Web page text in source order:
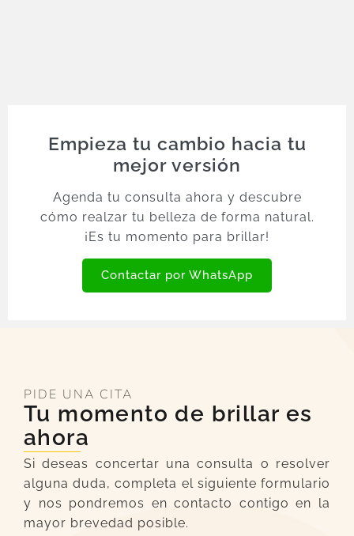
Empieza tu cambio hacia tu
mejor versión
Agenda tu consulta ahora y descubre
cómo realzar tu belleza de forma natural.
¡Es tu momento para brillar!
Contactar por WhatsApp
PIDE UNA CITA
Tu momento de brillar es
ahora
Si deseas concertar una consulta o resolver
alguna duda, completa el siguiente formulario
y nos pondremos en contacto contigo en la
mayor brevedad posible.